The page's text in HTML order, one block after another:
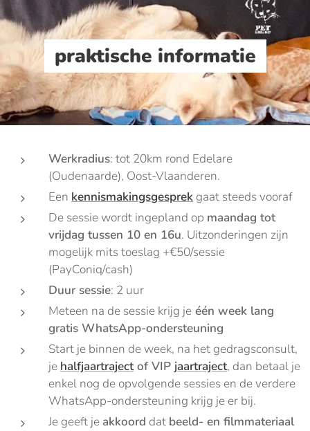
praktische informatie
Werkradius: tot 20km rond Edelare
(Oudenaarde), Oost-Vlaanderen.
Een kennismakingsgesprek gaat steeds vooraf
De sessie wordt ingepland op maandag tot
vrijdag tussen 10 en 16u. Uitzonderingen zijn
mogelijk mits toeslag +€50/sessie
(PayConiq/cash)
Duur sessie: 2 uur
Meteen na de sessie krijg je één week lang
gratis WhatsApp-ondersteuning
Start je binnen de week, na het gedragsconsult,
je halfjaartrajectof VIP jaartraject, dan betaal je
enkel nog de opvolgende sessies en de verdere
WhatsApp-ondersteuning krijg je er bij.
Je geeft je akkoord dat beeld- en filmmateriaal